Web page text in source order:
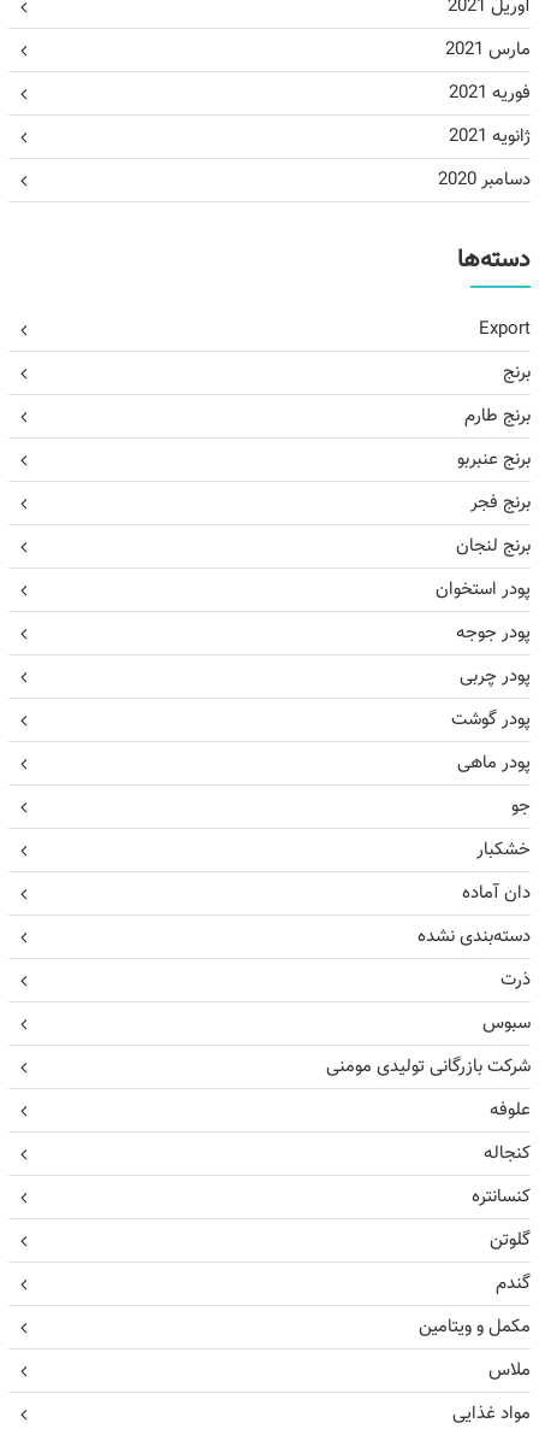
آوریل 2021
مارس 2021
فوریه 2021
ژانویه 2021
دسامبر 2020
دسته‌ها
Export
برنج
برنج طارم
برنج عنبربو
برنج فجر
برنج لنجان
پودر استخوان
پودر جوجه
پودر چربی
پودر گوشت
پودر ماهی
جو
خشکبار
دان آماده
دسته‌بندی نشده
ذرت
سبوس
شرکت بازرگانی تولیدی مومنی
علوفه
کنجاله
کنسانتره
گلوتن
گندم
مکمل و ویتامین
ملاس
مواد غذایی